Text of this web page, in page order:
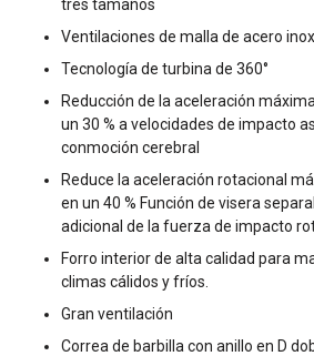
tres tamaños
Ventilaciones de malla de acero
Tecnología de turbina de 360°
Reducción de la aceleración
un 30 % a velocidades de impacto
conmoción cerebral
Reduce la aceleración rotacional
en un 40 % Función de visera
adicional de la fuerza de impacto
Forro interior de alta calidad para
climas cálidos y fríos.
Gran ventilación
Correa de barbilla con anillo en D